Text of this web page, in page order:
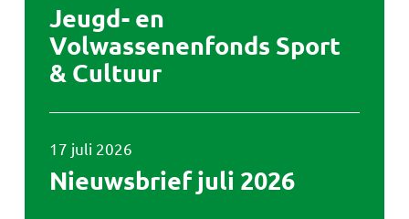
Volwassenenfonds
Sport
&
Cultuur
Jeugd- en
Volwassenenfonds Sport
& Cultuur
juli
2026
17 juli 2026
Nieuwsbrief juli 2026